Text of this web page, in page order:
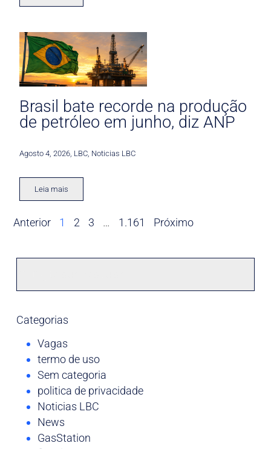
Brasil bate recorde na produção
de petróleo em junho, diz ANP
Agosto 4, 2026 LBC Noticias LBC
Leia mais
Anterior 1 2 3 … 1.161 Próximo
Categorias
Vagas
termo de uso
Sem categoria
politica de privacidade
Noticias LBC
News
GasStation